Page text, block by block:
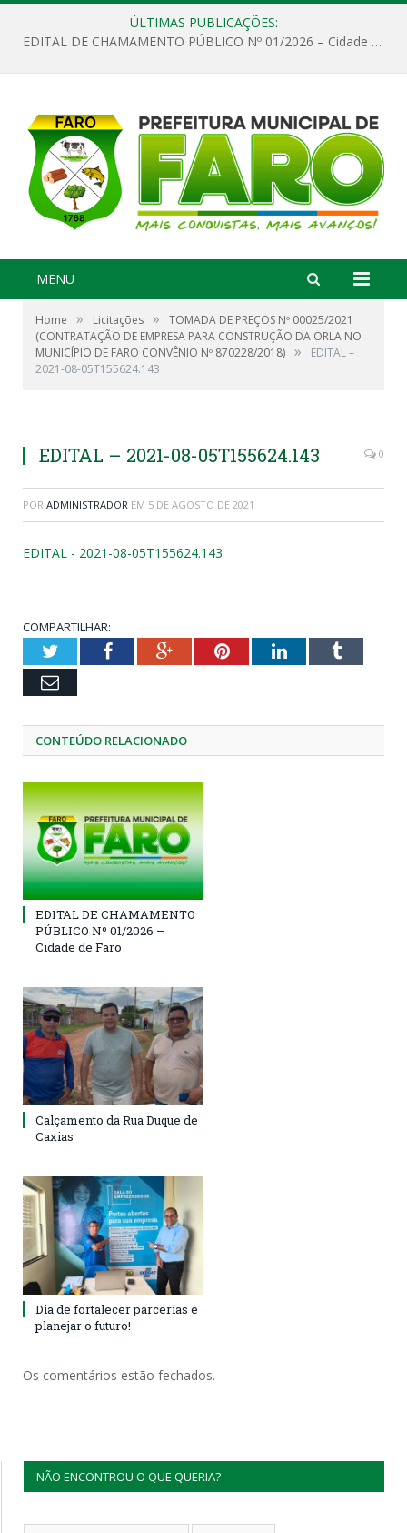
ÚLTIMAS PUBLICAÇÕES:
EDITAL DE CHAMAMENTO PÚBLICO Nº 01/2026 – Cidade de Faro
MENU
Home » Licitações »
TOMADA DE PREÇOS Nº 00025/2021
(CONTRATAÇÃO DE EMPRESA PARA CONSTRUÇÃO DA ORLA NO
MUNICÍPIO DE FARO CONVÊNIO Nº 870228/2018) »
EDITAL –
2021-08-05T155624.143
EDITAL – 2021-08-05T155624.143 0
POR ADMINISTRADOR EM 5 DE AGOSTO DE 2021
EDITAL - 2021-08-05T155624.143
COMPARTILHAR:
TwitterFacebookGoogle+PinterestLinkedInTumblr
Email
CONTEÚDO RELACIONADO
EDITAL DE CHAMAMENTO
PÚBLICO Nº 01/2026 –
Cidade de Faro
Calçamento da Rua Duque de
Caxias
Dia de fortalecer parcerias e
planejar o futuro!
Os comentários estão fechados.
NÃO ENCONTROU O QUE QUERIA?